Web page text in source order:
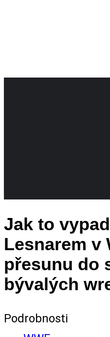
Jak to
Lesnarem v
přesunu do
bývalých
Podrobnosti